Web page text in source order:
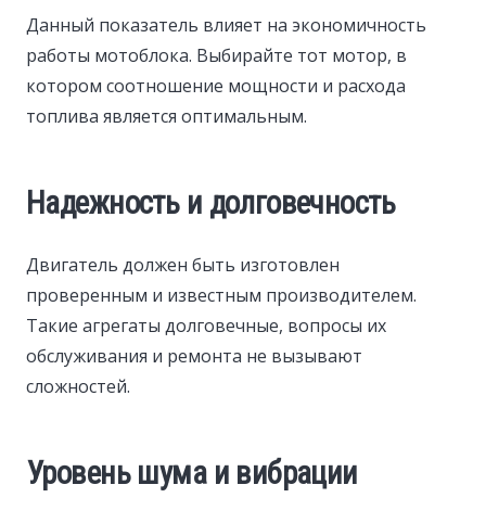
Данный показатель влияет на экономичность
работы мотоблока. Выбирайте тот мотор, в
котором соотношение мощности и расхода
топлива является оптимальным.
Надежность и долговечность
Двигатель должен быть изготовлен
проверенным и известным производителем.
Такие агрегаты долговечные, вопросы их
обслуживания и ремонта не вызывают
сложностей.
Уровень шума и вибрации